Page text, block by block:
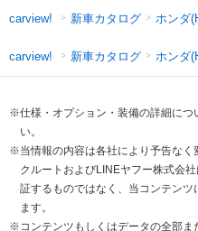
carview! 新車カタログ ホンダ
carview! 新車カタログ ホンダ
※仕様・オプション・装備の詳細につ
い。
※当情報の内容は各社により予告なく
クルートおよびLINEヤフー株式会
証するものではなく、当コンテン
ます。
※コンテンツもしくはデータの全部ま